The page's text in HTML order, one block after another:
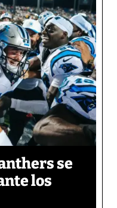
se
los